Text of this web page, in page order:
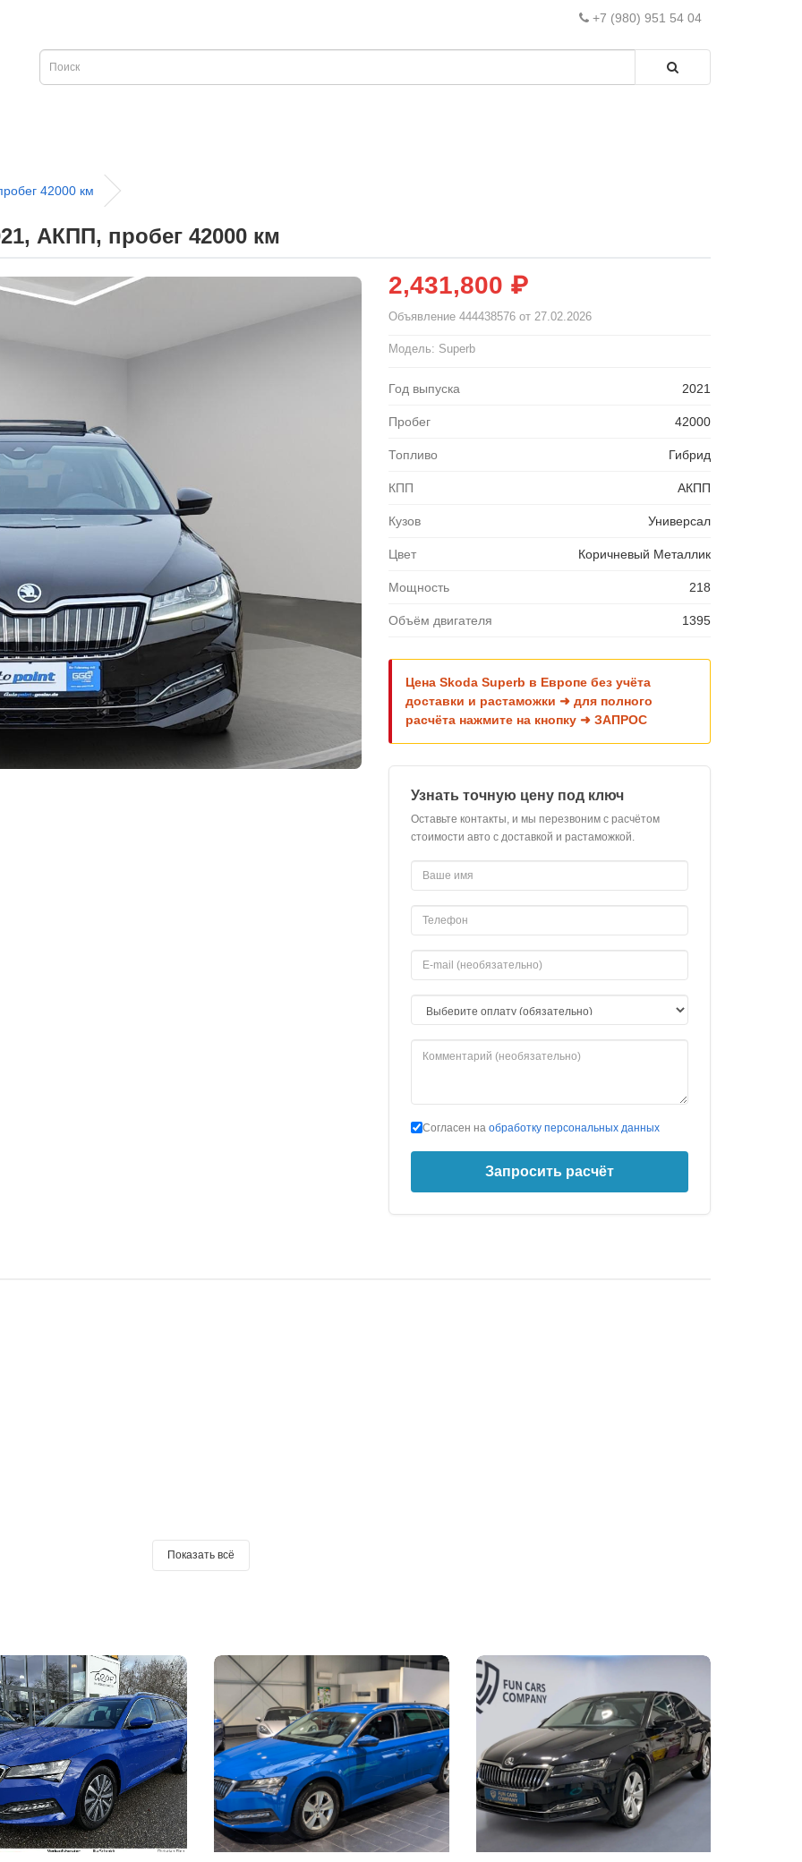
+7 (980) 951 54 04
42000 км
АКПП, пробег 42000 км
2,431,800 ₽
Объявление 444438576 от 27.02.2026
Модель: Superb
Год выпуска 2021
Пробег 42000
Топливо Гибрид
КПП АКПП
Кузов Универсал
Цвет Коричневый Металлик
Мощность 218
Объём двигателя 1395
Цена Skoda Superb в Европе без учёта
доставки и растаможки ➜ для полного
расчёта нажмите на кнопку ➜ ЗАПРОС
Узнать точную цену под ключ
Оставьте контакты, и мы перезвоним с расчётом
стоимости авто с доставкой и растаможкой.
Согласен на обработку персональных данных
Запросить расчёт
Показать всё